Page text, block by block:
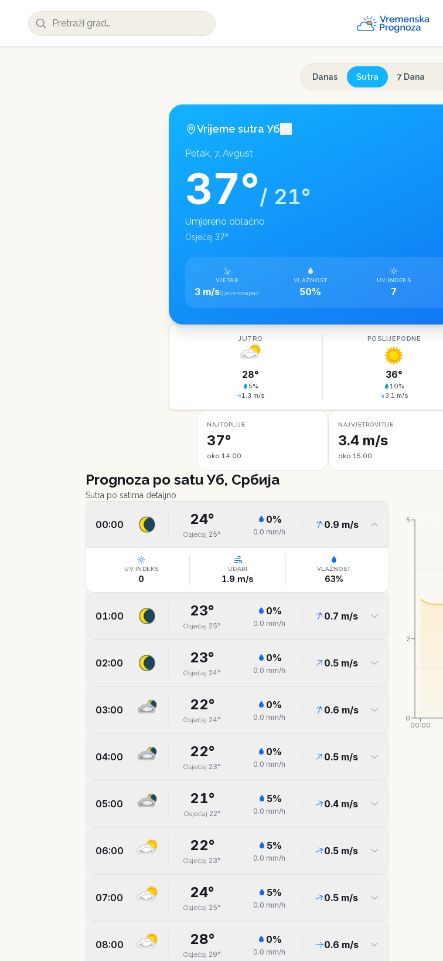
Danas Sutra 7 Dana
Vrijeme sutra Уб
Petak, 7. Avgust
37°/ 21°
Umjereno oblačno
Osjećaj 37°
VJETAR
3 m/sSjeverozapad
VLAŽNOST
50%
UV INDEKS
7
JUTRO
28°
5%
1.3 m/s
POSLIJEPODNE
36°
10%
3.1 m/s
NAJTOPLIJE
37°
oko 14:00
NAJVJETROVITIJE
3.4 m/s
oko 15:00
Prognoza po satuУб, Србија
Sutra po satima detaljno
00:00 24°
Osjećaj 25°
0%
0.0 mm/h
0.9 m/s
UV INDEKS
0
UDARI
1.9 m/s
VLAŽNOST
63%
01:00 23°
Osjećaj 25°
0%
0.0 mm/h
0.7 m/s
02:00 23°
Osjećaj 24°
0%
0.0 mm/h
0.5 m/s
03:00 22°
Osjećaj 24°
0%
0.0 mm/h
0.6 m/s
04:00 22°
Osjećaj 23°
0%
0.0 mm/h
0.5 m/s
05:00 21°
Osjećaj 22°
5%
0.0 mm/h
0.4 m/s
06:00 22°
Osjećaj 23°
5%
0.0 mm/h
0.5 m/s
07:00 24°
Osjećaj 25°
5%
0.0 mm/h
0.5 m/s
08:00 28°
Osjećaj 29°
0%
0.0 mm/h
0.6 m/s
00:00
0
2
5